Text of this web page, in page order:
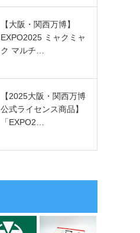
【大阪・関西万博】
EXPO2025 ミャクミャ
ク マルチ…
【2025大阪・関西万博
公式ライセンス商品】
「EXPO2…